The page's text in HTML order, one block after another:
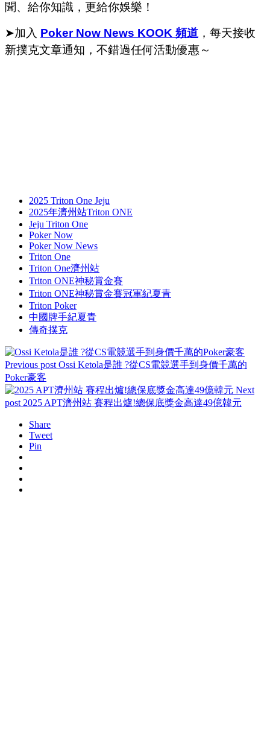
聞、給你知識，更給你娛樂！
➤加入 Poker Now News KOOK 頻道 ，每天接收
新撲克文章通知，不錯過任何活動優惠～
2025 Triton One Jeju
2025年濟州站Triton ONE
Jeju Triton One
Poker Now
Poker Now News
Triton One
Triton One濟州站
Triton ONE神秘賞金賽
Triton ONE神秘賞金賽冠軍紀夏青
Triton Poker
中國牌手紀夏青
傳奇撲克
Previous post Ossi Ketola是誰 ?從CS電競選手到身價千萬的
Poker豪客
Next
post 2025 APT濟州站 賽程出爐!總保底獎金高達49億韓元
Share
Tweet
Pin